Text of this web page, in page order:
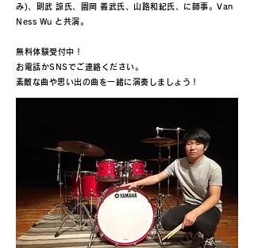
み)、則武 諒氏、園岡 義武氏、山路和紀氏、に師事。Van
Ness Wu と共演。
無料体験受付中！
お電話かSNSでご連絡ください。
​素敵な曲や思い出の曲を一緒に演奏しましょう！